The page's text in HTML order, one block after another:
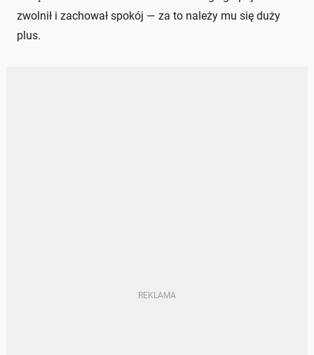
zwolnił i zachował spokój — za to należy mu się duży
plus.